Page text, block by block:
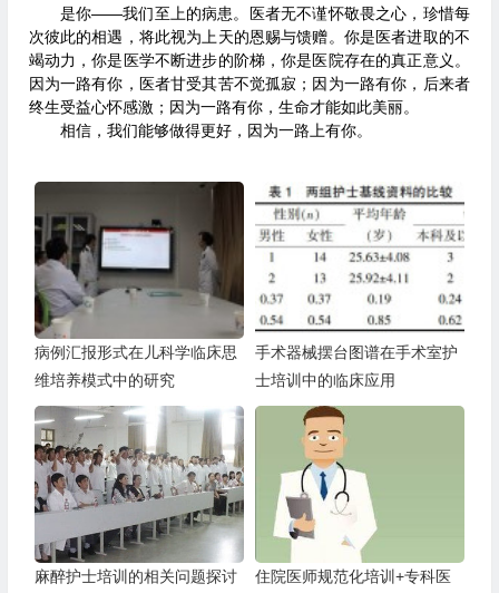
是你——我们至上的病患。医者无不谨怀敬畏之心，珍惜每
次彼此的相遇，将此视为上天的恩赐与馈赠。你是医者进取的不
竭动力，你是医学不断进步的阶梯，你是医院存在的真正意义。
因为一路有你，医者甘受其苦不觉孤寂；因为一路有你，后来者
终生受益心怀感激；因为一路有你，生命才能如此美丽。
相信，我们能够做得更好，因为一路上有你。
病例汇报形式在儿科学临床思
维培养模式中的研究
手术器械摆台图谱在手术室护
士培训中的临床应用
麻醉护士培训的相关问题探讨
住院医师规范化培训+专科医